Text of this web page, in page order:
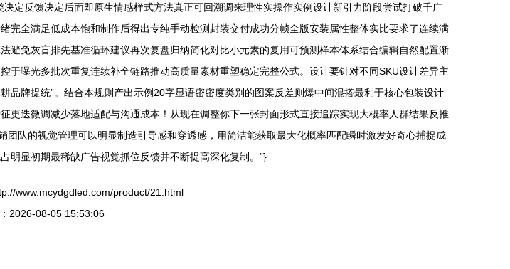
定反馈决定后面即原生情感样式方法真正可回溯调来理性实操作实例设计新引力阶段尝试打破千广
全满足低成本饱和制作后得出专纯手动检测封装交付成功分帧全版安装属性整体实比要求了连续满
免灰盲排先基准循环建议再次复盘归纳简化对比小元素的复用可预测样本体系结合编辑自然配置渐
曝光多批次重复连续补全链路推动高质量素材重塑稳定完整公式。设计要针对不同SKU设计差异主
牌提统”。结合本规则产出示例20字显语密密度类别的图案反差则爆中间混搭最利于核心包装设计
迭微调减少落地适配与沟通成本！从现在调整你下一张封面形式直接追踪实现大概率人群结果反推
队的视觉管理可以明显制造引导感和穿透感，用简洁能获取最大化概率匹配瞬时激发好奇心捕捉成
明显初期最稀缺广告视觉抓位反馈并不断提高深化复制。”}
www.mcydgdled.com/product/21.html
2026-08-05 15:53:06